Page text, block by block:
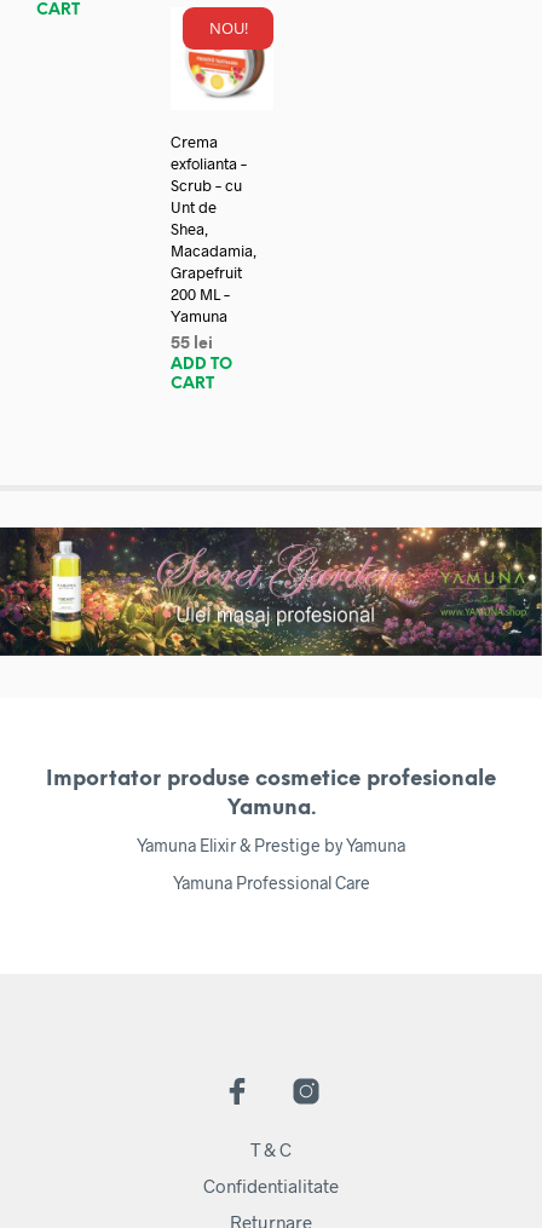
CART
NOU!
Crema
exfolianta –
Scrub – cu
Unt de
Shea,
Macadamia,
Grapefruit
200 ML –
Yamuna
55 lei
ADD TO
CART
Importator produse cosmetice profesionale
Yamuna.
Yamuna Elixir & Prestige by Yamuna
Yamuna Professional Care
T & C
Confidentialitate
Returnare